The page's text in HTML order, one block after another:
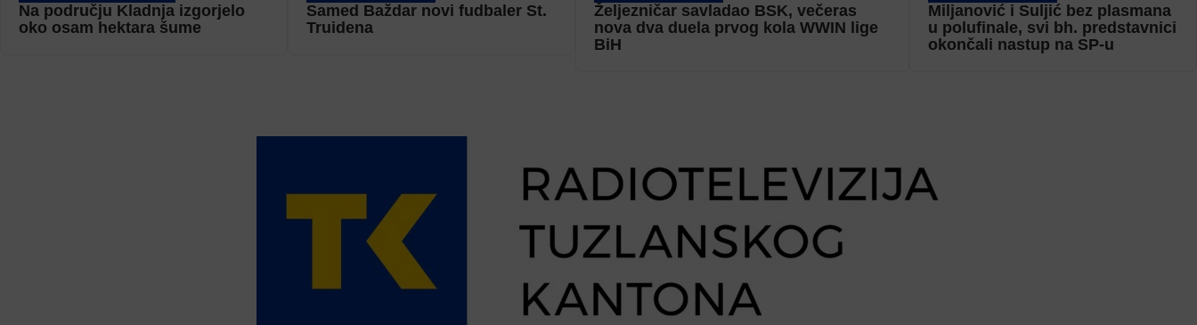
Na području Kladnja izgorjelo
oko osam hektara šume
Samed Baždar novi fudbaler St.
Truidena
Željezničar savladao BSK, večeras
nova dva duela prvog kola WWIN lige
BiH
Miljanović i Suljić bez plasmana
u polufinale, svi bh. predstavnici
okončali nastup na SP-u